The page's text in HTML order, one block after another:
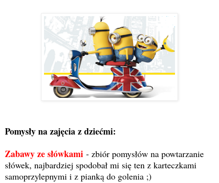
Pomysły na zajęcia z dziećmi:
Zabawy ze słówkami - zbiór pomysłów na powtarzanie
słówek, najbardziej spodobał mi się ten z karteczkami
samoprzylepnymi i z pianką do golenia ;)